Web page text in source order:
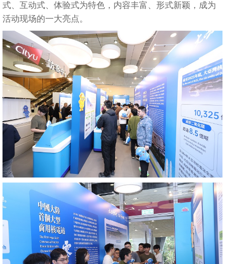
式、互动式、体验式为特色，内容丰富、形式新颖，成为
活动现场的一大亮点。